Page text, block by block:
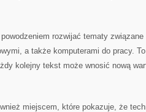
rozwijać tematy
a także komputerami do pracy.
kolejny tekst może wnosić nową
miejscem, które pokazuje, że